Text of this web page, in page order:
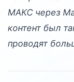
МАКС через
контент был
проводят